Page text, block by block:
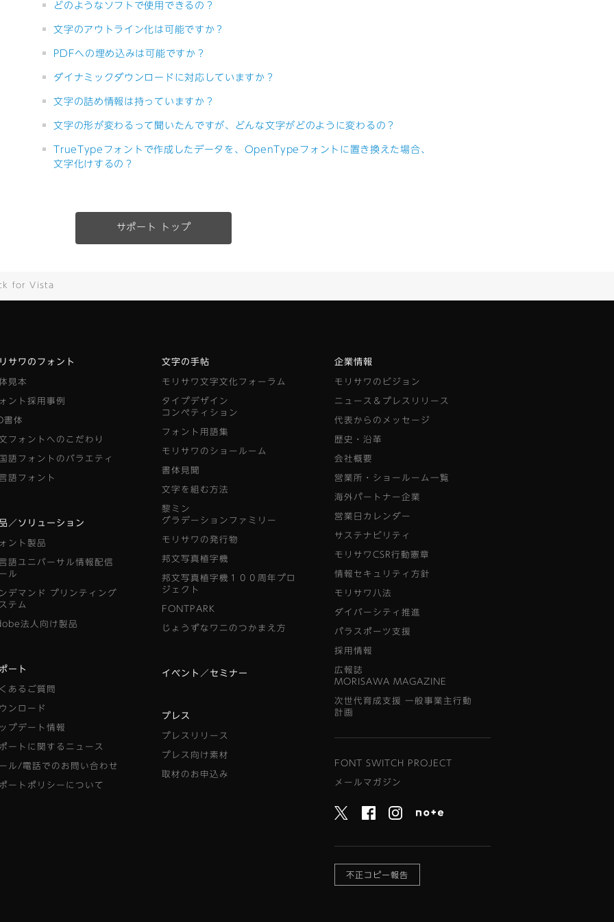
どのようなソフトで使用できるの？
文字のアウトライン化は可能ですか？
PDFへの埋め込みは可能ですか？
ダイナミックダウンロードに対応していますか？
文字の詰め情報は持っていますか？
文字の形が変わるって聞いたんですが、どんな文字がどのように変わるの？
TrueTypeフォントで作成したデータを、OpenTypeフォントに置き換えた場合、
文字化けするの？
サポート トップ
for Vista
サワのフォント
見本
ント採用事例
書体
フォントへのこだわり
語フォントのバラエティ
語フォント
／ソリューション
ント製品
語ユニバーサル情報配信
ル
デマンド プリンティング
テム
法人向け製品
ート
あるご質問
ンロード
プデート情報
ートに関するニュース
ル/電話でのお問い合わせ
ートポリシーについて
文字の手帖
モリサワ文字文化フォーラム
タイプデザイン
コンペティション
フォント用語集
モリサワのショールーム
書体見聞
文字を組む方法
黎ミン
グラデーションファミリー
モリサワの発行物
邦文写真植字機
邦文写真植字機１００周年プロ
ジェクト
FONTPARK
じょうずなワニのつかまえ方
イベント／セミナー
プレス
プレスリリース
プレス向け素材
取材のお申込み
企業情報
モリサワのビジョン
ニュース＆プレスリリース
代表からのメッセージ
歴史・沿革
会社概要
営業所・ショールーム一覧
海外パートナー企業
営業日カレンダー
サステナビリティ
モリサワCSR行動憲章
情報セキュリティ方針
モリサワ八法
ダイバーシティ推進
パラスポーツ支援
採用情報
広報誌
MORISAWA MAGAZINE
次世代育成支援 一般事業主行動
計画
FONT SWITCH PROJECT
メールマガジン
不正コピー報告